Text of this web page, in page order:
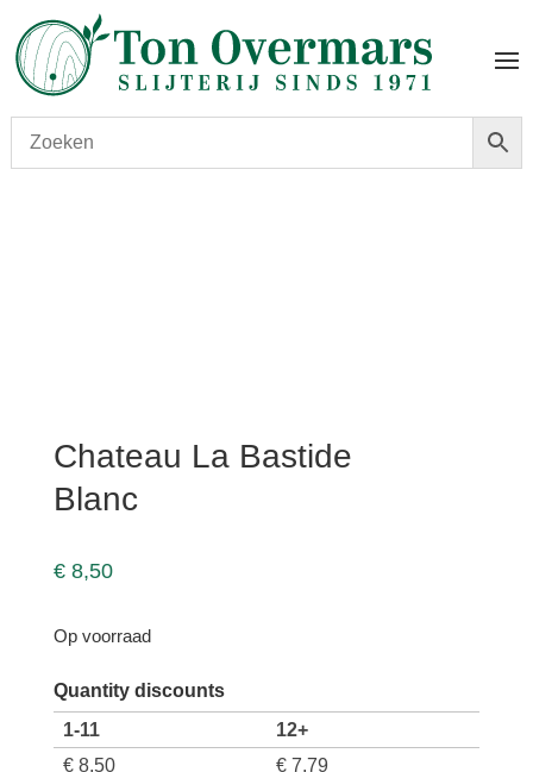
Chateau La Bastide
Blanc
€8,50
Op voorraad
Quantity discounts
1-11
12+
€8,50 €7,79